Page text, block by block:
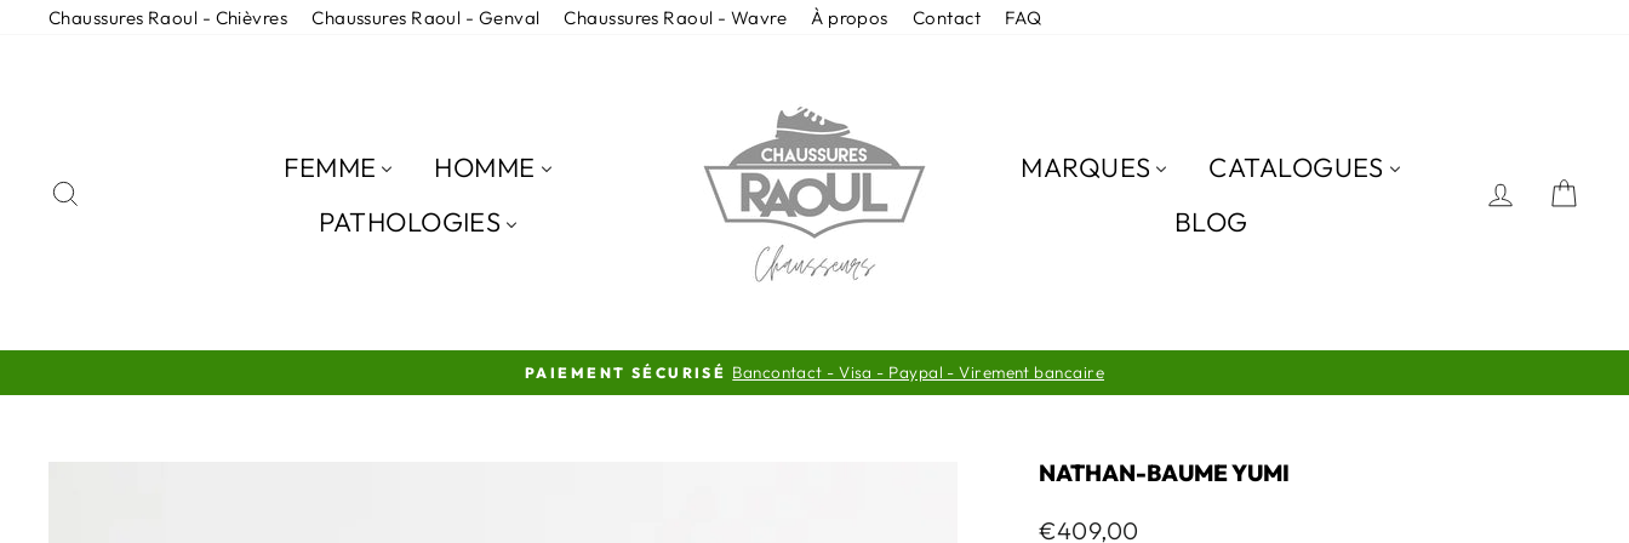
PasserChaussures Raoul - Chièvres Chaussures Raoul - Genval Chaussures Raoul - Wavre À propos Contact FAQ
FEMME
HOMME
PATHOLOGIES
MARQUES
CATALOGUES
BLOG
SE
Diaporama
LIVRAISON SÉCURISÉE OFFERTE Dès 99€
NATHAN-BAUME YUMI
Prix
€409,00